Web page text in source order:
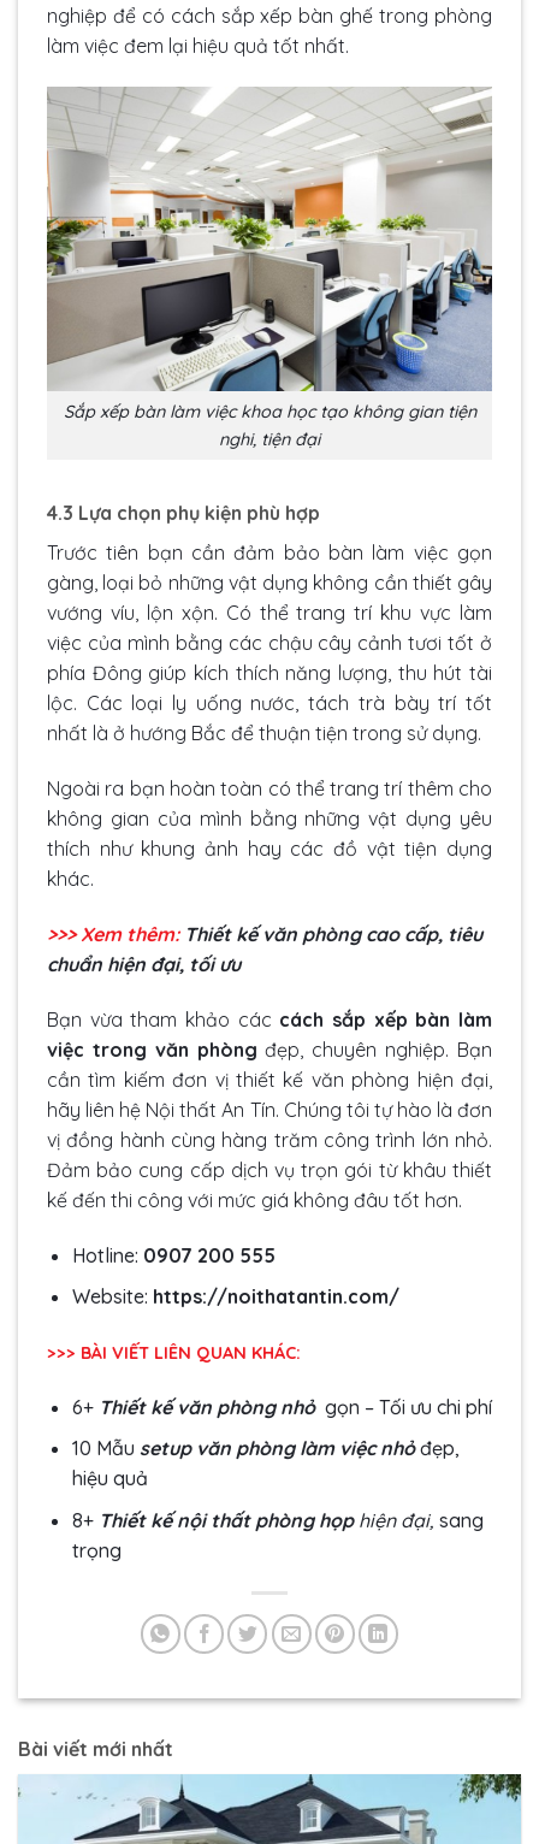
nghiệp để có cách sắp xếp bàn ghế trong phòng
làm việc đem lại hiệu quả tốt nhất.
Sắp xếp bàn làm việc khoa học tạo không gian tiện
nghi, tiện đại
4.3 Lựa chọn phụ kiện phù hợp
Trước tiên bạn cần đảm bảo bàn làm việc gọn
gàng, loại bỏ những vật dụng không cần thiết gây
vướng víu, lộn xộn. Có thể trang trí khu vực làm
việc của mình bằng các chậu cây cảnh tươi tốt ở
phía Đông giúp kích thích năng lượng, thu hút tài
lộc. Các loại ly uống nước, tách trà bày trí tốt
nhất là ở hướng Bắc để thuận tiện trong sử dụng.
Ngoài ra bạn hoàn toàn có thể trang trí thêm cho
không gian của mình bằng những vật dụng yêu
thích như khung ảnh hay các đồ vật tiện dụng
khác.
>>> Xem thêm: Thiết kế văn phòng cao cấp, tiêu
chuẩn hiện đại, tối ưu
Bạn vừa tham khảo các cách sắp xếp bàn làm
việc trong văn phòng đẹp, chuyên nghiệp. Bạn
cần tìm kiếm đơn vị thiết kế văn phòng hiện đại,
hãy liên hệ Nội thất An Tín. Chúng tôi tự hào là đơn
vị đồng hành cùng hàng trăm công trình lớn nhỏ.
Đảm bảo cung cấp dịch vụ trọn gói từ khâu thiết
kế đến thi công với mức giá không đâu tốt hơn.
Hotline: 0907 200 555
Website: https://noithatantin.com/
>>> BÀI VIẾT LIÊN QUAN KHÁC:
6+ Thiết kế văn phòng nhỏgọn – Tối ưu chi phí
10 Mẫu setup văn phòng làm việc nhỏđẹp,
hiệu quả
8+ Thiết kế nội thất phòng họphiện đại, sang
trọng
Bài viết mới nhất